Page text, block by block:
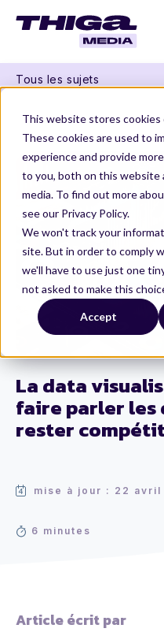
This website stores cookies
These cookies are used to
experience and provide
to you, both on this website
media. To find out more
see our Privacy Policy.
We won't track your
site. But in order to comply
we'll have to use just one
not asked to make this
Accept
Tous les sujets
La data
faire parler les
rester
mise à jour : 22 avril
6 minutes
Thiga Media
Product
Article écrit par